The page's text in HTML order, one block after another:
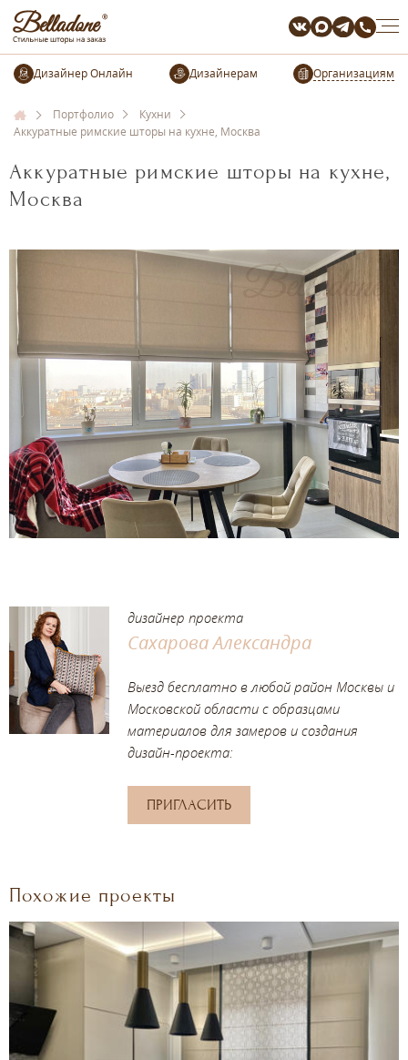
Организациям
Портфолио
Кухни
Аккуратные римские шторы на кухне, Москва
Аккуратные римские шторы на кухне,
Москва
дизайнер проекта
Сахарова Александра
Выезд бесплатно в любой район Москвы и
Московской области с образцами
материалов для замеров и создания
дизайн-проекта:
ПРИГЛАСИТЬ
Похожие проекты